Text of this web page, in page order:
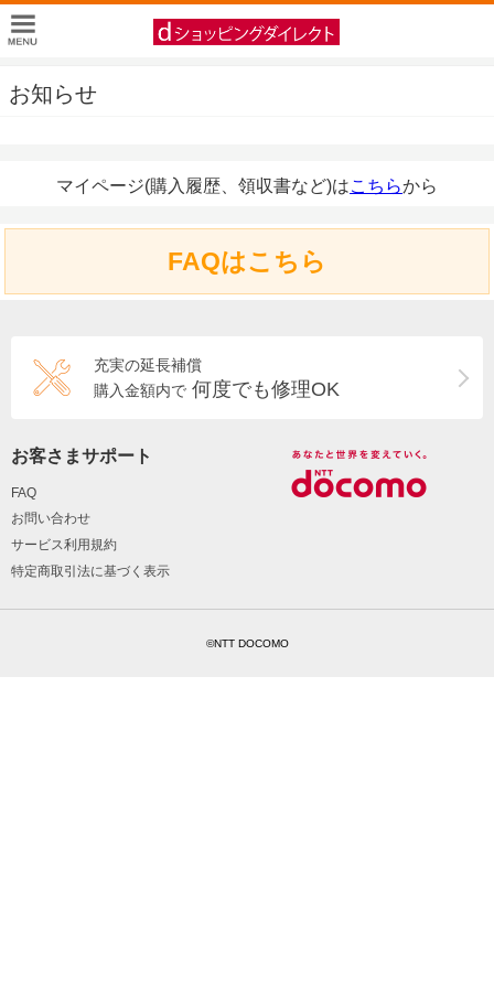
お知らせ
マイページ(購入履歴、領収書など)はこちらから
FAQはこちら
充実の延長補償
購入金額内で 何度でも修理OK
お客さまサポート
FAQ
お問い合わせ
サービス利用規約
特定商取引法に基づく表示
©NTT DOCOMO